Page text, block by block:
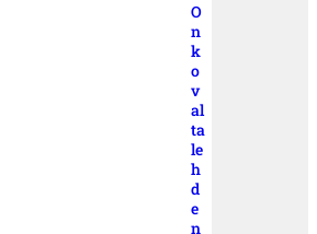
O
n
k
o
v
al
ta
le
h
d
e
n